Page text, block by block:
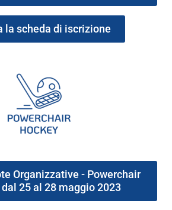
la scheda di iscrizione
Organizzative - Powerchair
dal 25 al 28 maggio 2023